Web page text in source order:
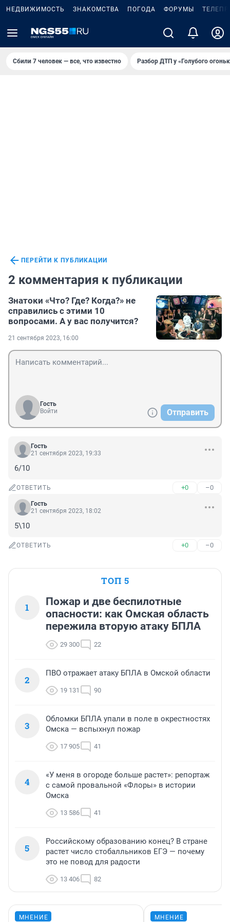
НЕДВИЖИМОСТЬ ЗНАКОМСТВА ПОГОДА ФОРУМЫ
Сбили 7 человек — все, что известно Разбор ДТП у «Голубого
ПЕРЕЙТИ К ПУБЛИКАЦИИ
2 комментария к публикации
Знатоки «Что? Где? Когда?» не
справились с этими 10
вопросами. А у вас получится?
21 сентября 2023, 16:00
Гость
Войти
Отправить
Гость
21 сентября 2023, 19:33
6/10
ОТВЕТИТЬ +0 –0
Гость
21 сентября 2023, 18:02
5\10
ОТВЕТИТЬ +0 –0
ТОП 5
1
Пожар и две беспилотные
опасности: как Омская область
пережила вторую атаку БПЛА
29 300 22
2
ПВО отражает атаку БПЛА в Омской области
19 131 90
3
Обломки БПЛА упали в поле в окрестностях
Омска — вспыхнул пожар
17 905 41
4
«У меня в огороде больше растет»: репортаж
с самой провальной «Флоры» в истории
Омска
13 586 41
5
Российскому образованию конец? В стране
растет число стобалльников ЕГЭ — почему
это не повод для радости
13 406 82
МНЕНИЕ МНЕНИЕ